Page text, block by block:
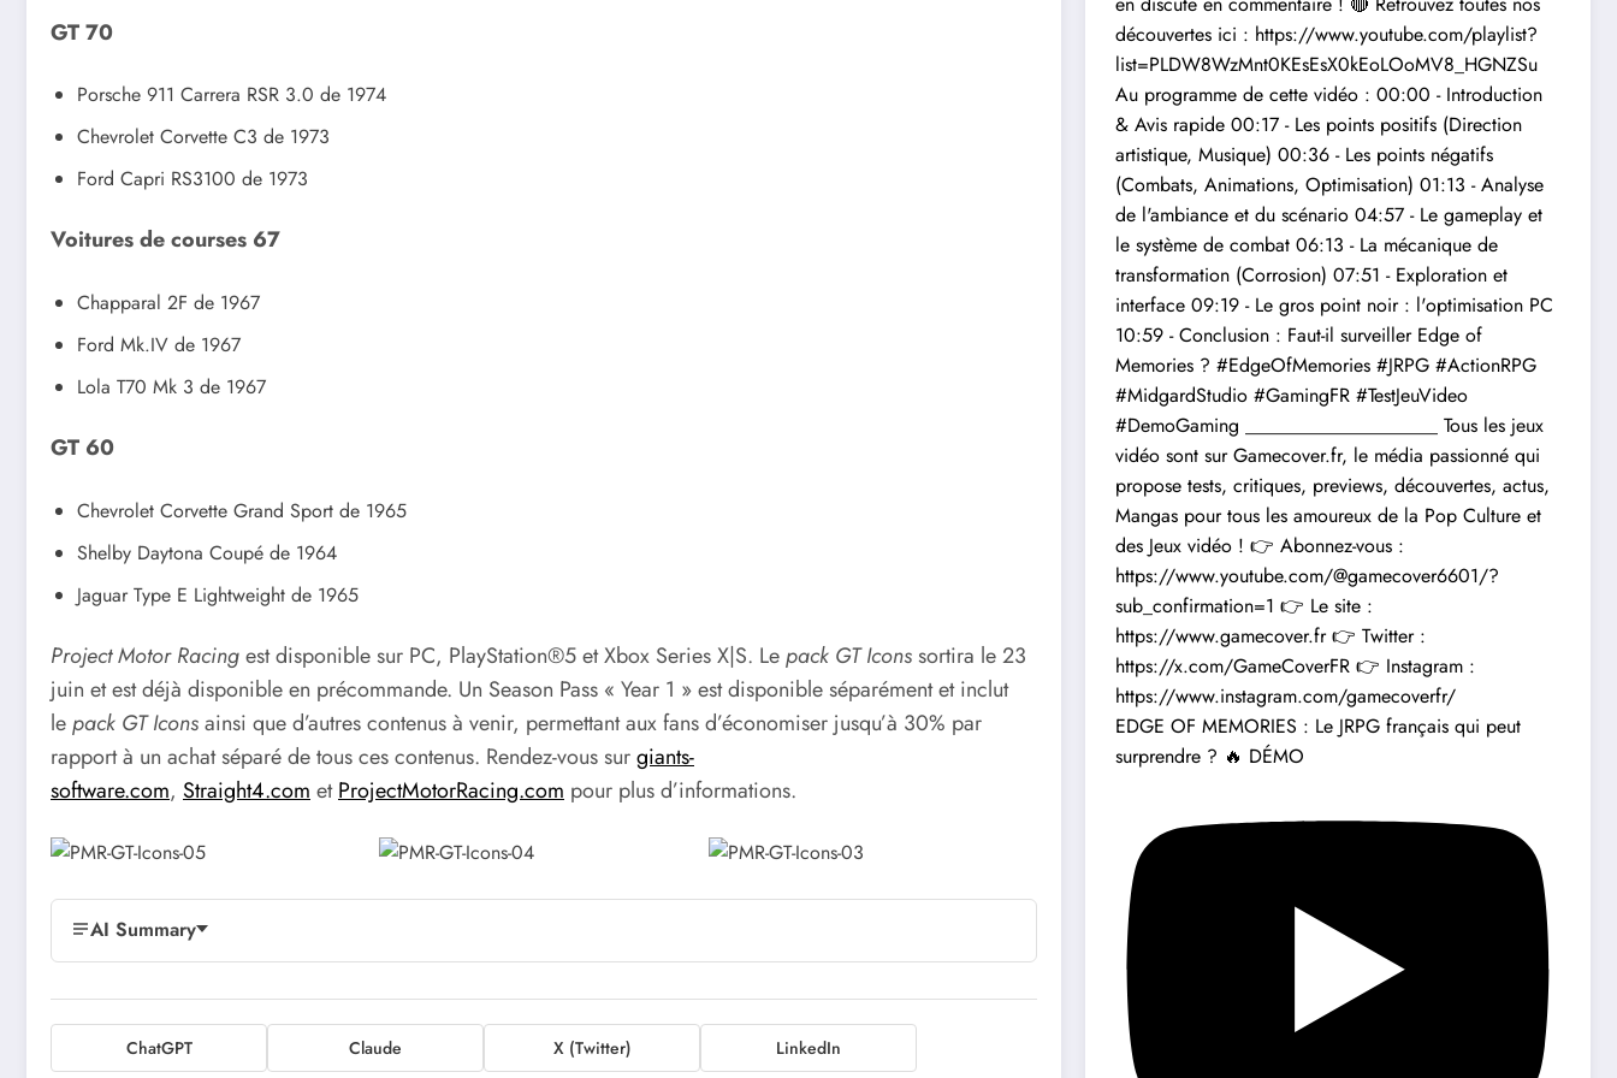
GT 70
Porsche 911 Carrera RSR 3.0 de 1974
Chevrolet Corvette C3 de 1973
Ford Capri RS3100 de 1973
Voitures de courses 67
Chapparal 2F de 1967
Ford Mk.IV de 1967
Lola T70 Mk 3 de 1967
GT 60
Chevrolet Corvette Grand Sport de 1965
Shelby Daytona Coupé de 1964
Jaguar Type E Lightweight de 1965
Project Motor Racingest disponible sur PC, PlayStation®5 et Xbox Series X|S. Lepack GT Iconssortira le 23
juin et est déjà disponible en précommande. Un Season Pass « Year 1 » est disponible séparément et inclut
lepack GT Iconsainsi que d’autres contenus à venir, permettant aux fans d’économiser jusqu’à 30% par
rapport à un achat séparé de tous ces contenus. Rendez-vous surgiants-
software.com, Straight4.com etProjectMotorRacing.com pour plus d’informations.
AI Summary
ChatGPT Claude X (Twitter) LinkedIn
EDGE OF MEMORIES : Le JRPG français qui peut
surprendre ? 🔥 DÉMO